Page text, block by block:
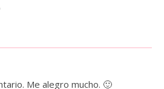
Me alegro mucho. 🙂